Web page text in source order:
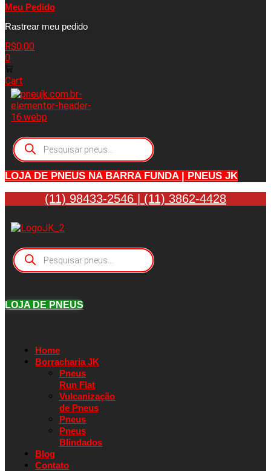
Meu Pedido
Rastrear meu pedido
R$0,00
0
Cart
Pesquisar
produtos
LOJA DE PNEUS NA BARRA FUNDA | PNEUS JK
(11) 98433-2546 | (11) 3862-4428
Pesquisar
produtos
LOJA DE PNEUS
Home
Borracharia JK
Pneus
Run Flat
Vulcanização
de Pneus
Pneus
Pneus
Blindados
Blog
Contato